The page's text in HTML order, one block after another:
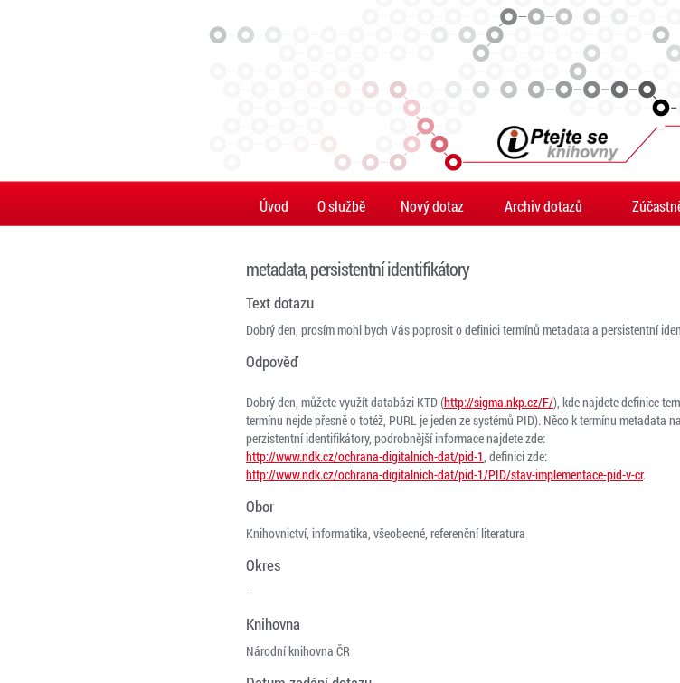
Úvod O službě Nový dotaz Archiv dotazů
metadata, persistentní identifikátory
Text dotazu
Dobrý den, prosím mohl bych Vás poprosit o definici termínů metadata a persistentní
Odpověď
Dobrý den, můžete využít databázi KTD (http://sigma.nkp.cz/F/), kde najdete definice
termínu nejde přesně o totéž, PURL je jeden ze systémů PID). Něco k termínu metadata
perzistentní identifikátory, podrobnější informace najdete zde:
http://www.ndk.cz/ochrana-digitalnich-dat/pid-1, definici zde:
http://www.ndk.cz/ochrana-digitalnich-dat/pid-1/PID/stav-implementace-pid-v-cr.
Obor
Knihovnictví, informatika, všeobecné, referenční literatura
Okres
--
Knihovna
Národní knihovna ČR